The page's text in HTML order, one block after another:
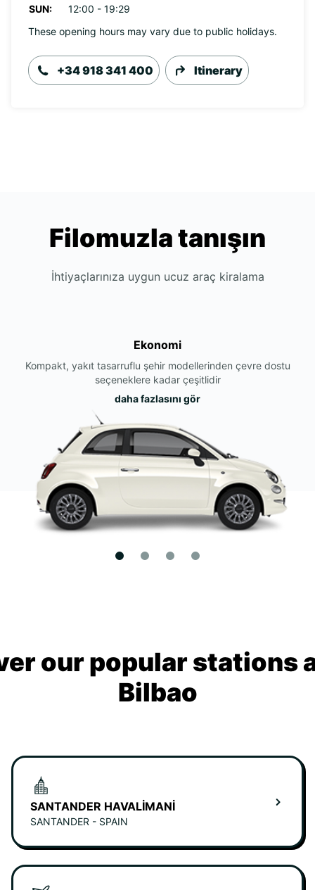
SUN:
12:00 - 19:29
These opening hours may vary due to public holidays.
+34 918 341 400 Itinerary
Filomuzla tanışın
İhtiyaçlarınıza uygun ucuz araç kiralama
Ekonomi
Kompakt, yakıt tasarruflu şehir modellerinden çevre dostu
seçeneklere kadar çeşitlidir
daha fazlasını gör
our popular stations
Bilbao
SANTANDER HAVALIMANI
SANTANDER - SPAIN